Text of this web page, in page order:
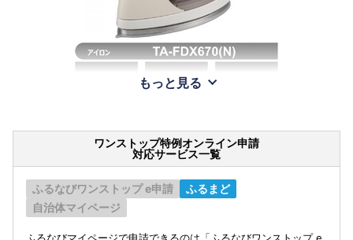
もっと見る
ワンストップ特例オンライン申請
対応サービス一覧
ふるなびワンストップ e申請
ふるまど
自治体マイページ